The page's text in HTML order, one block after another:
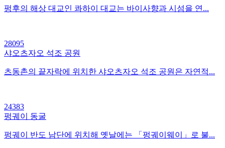
펑후의 해상 대교인 콰하이 대교는 바이사향과 시섬을 연...
28095
샤오츠자오 석조 공원
츠동촌의 끝자락에 위치한 샤오츠자오 석조 공원은 자연적...
24383
펑궤이 동굴
펑궤이 반도 남단에 위치해 옛날에는 「펑궤이웨이」로 불...